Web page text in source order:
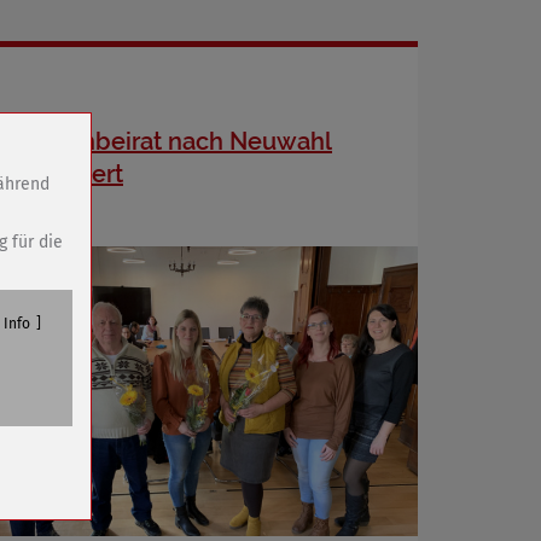
Seniorenbeirat nach Neuwahl
für die
Info